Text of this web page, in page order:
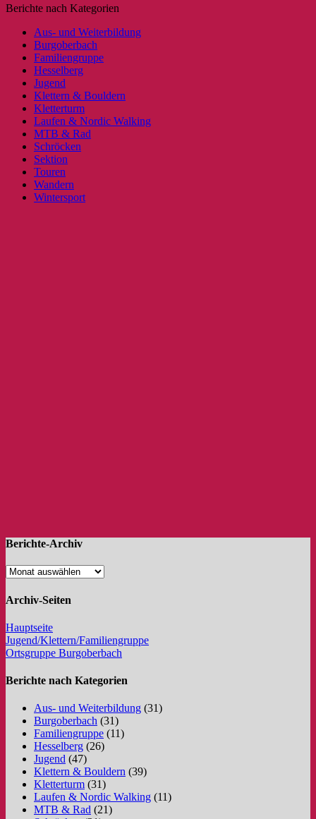
Berichte nach Kategorien
Aus- und Weiterbildung
Burgoberbach
Familiengruppe
Hesselberg
Jugend
Klettern & Bouldern
Kletterturm
Laufen & Nordic Walking
MTB & Rad
Schröcken
Sektion
Touren
Wandern
Wintersport
Berichte-Archiv
Archiv-Seiten
Hauptseite
Jugend/Klettern/Familiengruppe
Ortsgruppe Burgoberbach
Berichte nach Kategorien
Aus- und Weiterbildung (31)
Burgoberbach (31)
Familiengruppe (11)
Hesselberg (26)
Jugend (47)
Klettern & Bouldern (39)
Kletterturm (31)
Laufen & Nordic Walking (11)
MTB & Rad (21)